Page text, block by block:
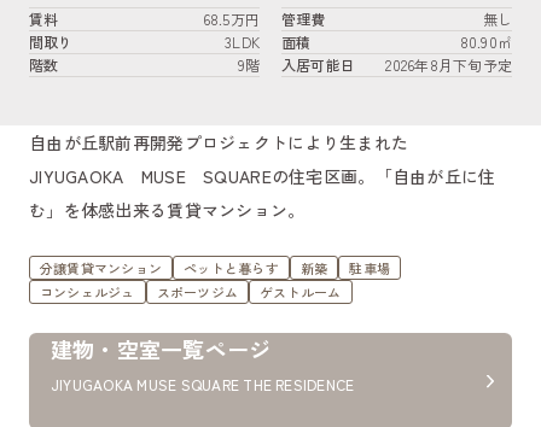
賃料 68.5万円 管理費
無し
間取り
3LDK 面積
80.90㎡
階数
9階 入居可能日 2026年8月下旬予定
自由が丘駅前再開発プロジェクトにより生まれた
JIYUGAOKA MUSE SQUAREの住宅区画。「自由が丘に住
む」を体感出来る賃貸マンション。
分譲賃貸マンション ペットと暮らす 新築
駐車場
コンシェルジュ
スポーツジム ゲストルーム
建物・空室一覧ページ
JIYUGAOKA MUSE SQUARE THE RESIDENCE